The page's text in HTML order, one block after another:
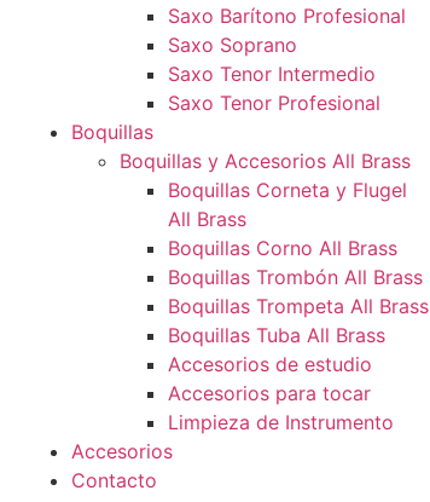
Saxo Barítono Profesional
Saxo Soprano
Saxo Tenor Intermedio
Saxo Tenor Profesional
Boquillas
Boquillas y Accesorios All Brass
Boquillas Corneta y Flugel
All Brass
Boquillas Corno All Brass
Boquillas Trombón All Brass
Boquillas Trompeta All Brass
Boquillas Tuba All Brass
Accesorios de estudio
Accesorios para tocar
Limpieza de Instrumento
Accesorios
Contacto